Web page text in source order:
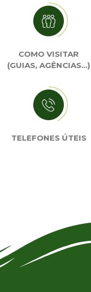
COMO VISITAR
(GUIAS, AGÊNCIAS…)
TELEFONES ÚTEIS